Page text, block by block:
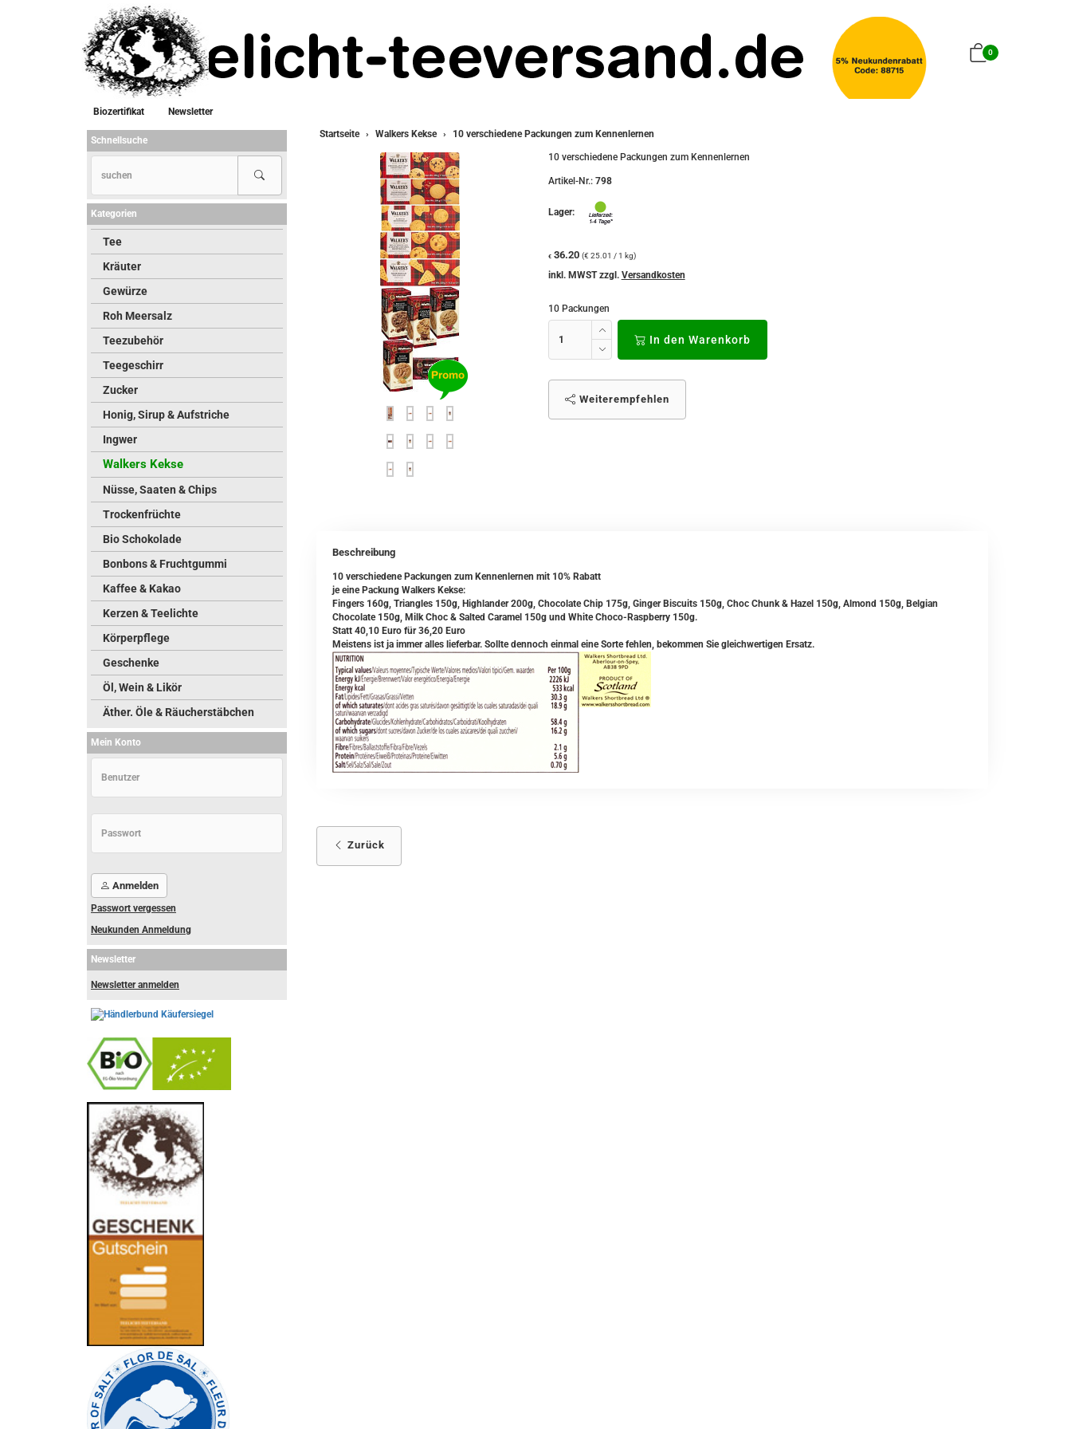
0
Biozertifikat
Newsletter
Startseite
Walkers Kekse 10 verschiedene Packungen zum Kennenlernen
10 verschiedene Packungen zum Kennenlernen
Artikel-Nr.: 798
Lager:
€ 36.20 (€ 25.01 / 1 kg)
inkl. MWST zzgl. Versandkosten
10 Packungen
In den Warenkorb
Weiterempfehlen
Beschreibung
10 verschiedene Packungen zum Kennenlernen mit 10% Rabatt
je eine Packung Walkers Kekse:
Fingers 160g, Triangles 150g, Highlander 200g, Chocolate Chip 175g, Ginger Biscuits 150g, Choc Chunk & Hazel 150g, Almond 150g, Belgian
Chocolate 150g, Milk Choc & Salted Caramel 150g und White Choco-Raspberry 150g.
Statt 40,10 Euro für 36,20 Euro
Meistens ist ja immer alles lieferbar. Sollte dennoch einmal eine Sorte fehlen, bekommen Sie gleichwertigen Ersatz.
Zurück
Schnellsuche
Kategorien
Tee
Kräuter
Gewürze
Roh Meersalz
Teezubehör
Teegeschirr
Zucker
Honig, Sirup & Aufstriche
Ingwer
Walkers Kekse
Nüsse, Saaten & Chips
Trockenfrüchte
Bio Schokolade
Bonbons & Fruchtgummi
Kaffee & Kakao
Kerzen & Teelichte
Körperpflege
Geschenke
Öl, Wein & Likör
Äther. Öle & Räucherstäbchen
Mein Konto
Anmelden
Passwort vergessen
Neukunden Anmeldung
Newsletter
Newsletter anmelden